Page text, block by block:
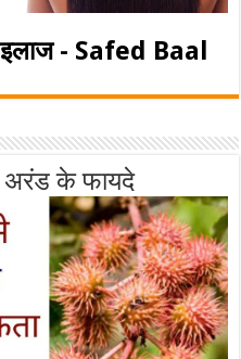
- Safed Baal
के फायदे